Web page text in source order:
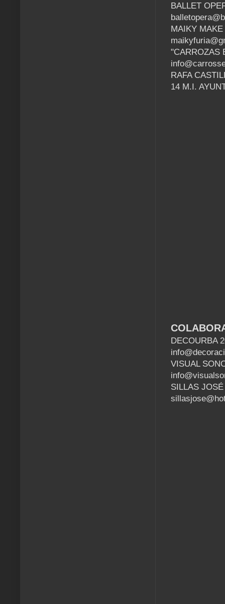
BALLET
MAIKY
"CARROZAS
RAFA
14 M.I.
DECOURBA
VISUAL
SILLAS